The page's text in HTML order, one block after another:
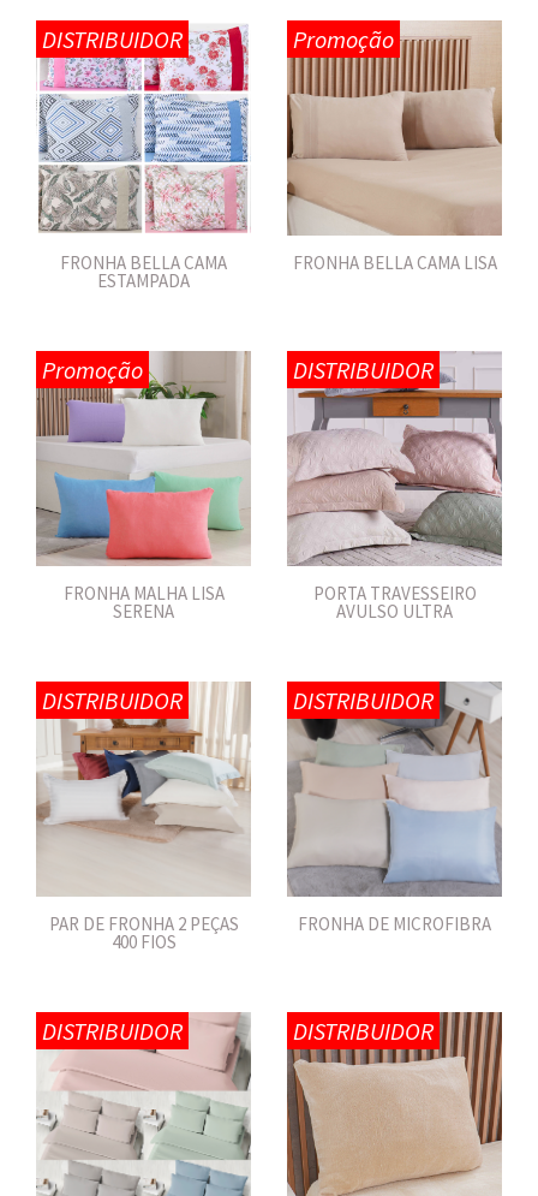
DISTRIBUIDOR
FRONHA BELLA CAMA
ESTAMPADA
Promoção
FRONHA BELLA CAMA LISA
Promoção
FRONHA MALHA LISA
SERENA
DISTRIBUIDOR
PORTA TRAVESSEIRO
AVULSO ULTRA
DISTRIBUIDOR
PAR DE FRONHA 2 PEÇAS
400 FIOS
DISTRIBUIDOR
FRONHA DE MICROFIBRA
DISTRIBUIDOR DISTRIBUIDOR